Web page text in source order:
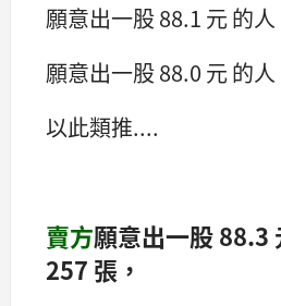
願意出一股 88.1 元 的人
願意出一股 88.0 元 的人
以此類推....
賣方願意出一股 88.3
257 張，